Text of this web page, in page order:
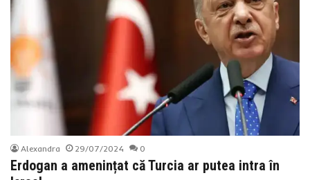
Alexandra 29/07/2024 0
Erdogan a amenințat că Turcia ar putea intra în